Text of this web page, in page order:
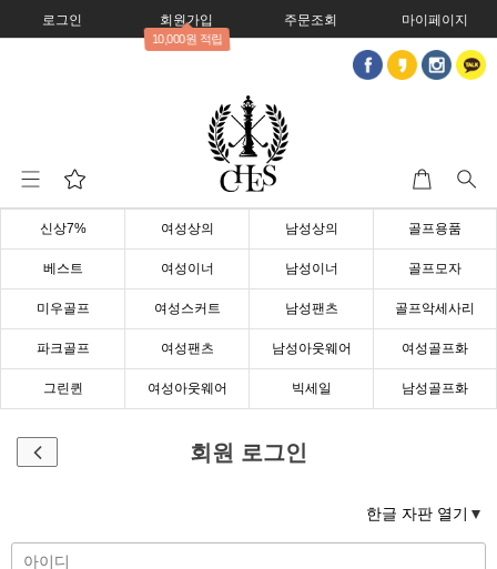
로그인 회원가입
10,000원 적립
주문조회 마이페이지
신상7% 여성상의 남성상의 골프용품
베스트 여성이너 남성이너 골프모자
미우골프 여성스커트 남성팬츠 골프악세사리
파크골프 여성팬츠 남성아웃웨어 여성골프화
그린퀸 여성아웃웨어 빅세일 남성골프화
회원 로그인
한글 자판 열기